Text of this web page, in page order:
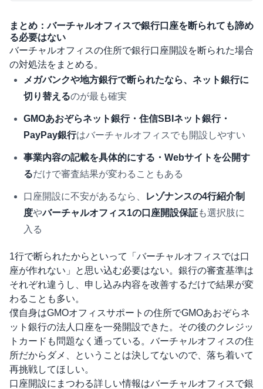
まとめ：バーチャルオフィスで銀行口座を断られても諦め
る必要はない
バーチャルオフィスの住所で銀行口座開設を断られた場合
の対処法をまとめる。
メガバンクや地方銀行で断られたなら、ネット銀行に
切り替えるのが最も確実
GMOあおぞらネット銀行・住信SBIネット銀行・
PayPay銀行はバーチャルオフィスでも開設しやすい
事業内容の記載を具体的にする・Webサイトを公開す
るだけで審査結果が変わることもある
口座開設に不安があるなら、
レゾナンスの4行紹介制
度やバーチャルオフィス1の口座開設保証も選択肢に
入る
1行で断られたからといって「バーチャルオフィスでは口
座が作れない」と思い込む必要はない。銀行の審査基準は
それぞれ違うし、申し込み内容を改善するだけで結果が変
わることも多い。
僕自身はGMOオフィスサポートの住所でGMOあおぞらネ
ット銀行の法人口座を一発開設できた。その後のクレジッ
トカードも問題なく通っている。バーチャルオフィスの住
所だからダメ、ということは決してないので、落ち着いて
再挑戦してほしい。
口座開設にまつわる詳しい情報はバーチャルオフィスで銀